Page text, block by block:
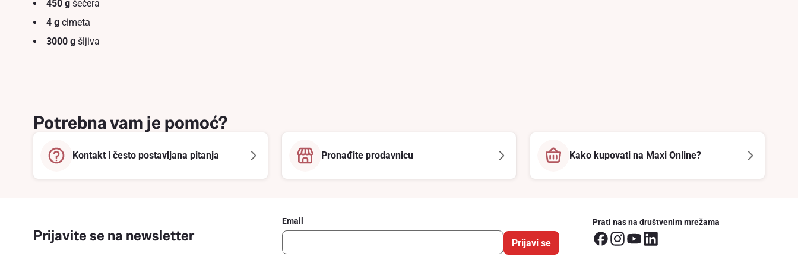
450 g šećera
4 g cimetа
3000 g šljiva
Potrebna vam je pomoć?
Kontakt i često postavljana pitanja Pronađite prodavnicu Kako kupovati na Maxi Online?
Prijavite se na newsletter
Email
Prijavi se
Prati nas na društvenim mrežama